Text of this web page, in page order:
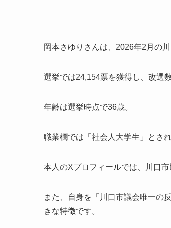
岡本さゆりさんは、2026年2月の
選挙では24,154票を獲得し、改選
年齢は選挙時点で36歳。
職業欄では「社会人大学生」とさ
本人のXプロフィールでは、川口
また、自身を「川口市議会唯一の
きな特徴です。